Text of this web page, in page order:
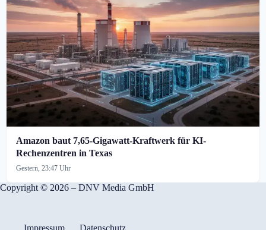
Amazon baut 7,65-Gigawatt-Kraftwerk für KI-
Rechenzentren in Texas
Gestern, 23:47 Uhr
Copyright © 2026 – DNV Media GmbH
Impressum Datenschutz